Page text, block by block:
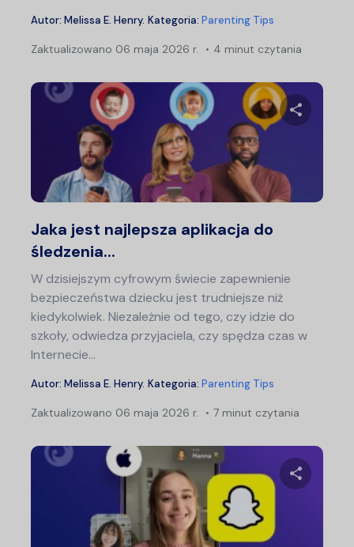
Autor: Melissa E. Henry. Kategoria: Parenting Tips
Zaktualizowano 06 maja 2026 r. 4 minut czytania
Jaka jest najlepsza aplikacja do
śledzenia...
W dzisiejszym cyfrowym świecie zapewnienie
bezpieczeństwa dziecku jest trudniejsze niż
kiedykolwiek. Niezależnie od tego, czy idzie do
szkoły, odwiedza przyjaciela, czy spędza czas w
Internecie...
Autor: Melissa E. Henry. Kategoria: Parenting Tips
Zaktualizowano 06 maja 2026 r. 7 minut czytania